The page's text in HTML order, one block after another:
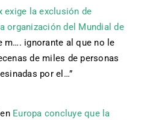
exige la exclusión de
organización del Mundial de
m…. ignorante al que no le
de miles de personas
por el…”
en Europa concluye que la